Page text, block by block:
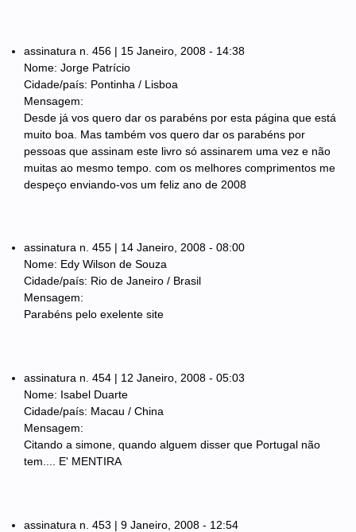
assinatura n. 456 | 15 Janeiro, 2008 - 14:38
Nome: Jorge Patrício
Cidade/país: Pontinha / Lisboa
Mensagem:
Desde já vos quero dar os parabéns por esta página que está
muito boa. Mas também vos quero dar os parabéns por
pessoas que assinam este livro só assinarem uma vez e não
muitas ao mesmo tempo. com os melhores comprimentos me
despeço enviando-vos um feliz ano de 2008
assinatura n. 455 | 14 Janeiro, 2008 - 08:00
Nome: Edy Wilson de Souza
Cidade/país: Rio de Janeiro / Brasil
Mensagem:
Parabéns pelo exelente site
assinatura n. 454 | 12 Janeiro, 2008 - 05:03
Nome: Isabel Duarte
Cidade/país: Macau / China
Mensagem:
Citando a simone, quando alguem disser que Portugal não
tem.... E' MENTIRA
assinatura n. 453 | 9 Janeiro, 2008 - 12:54